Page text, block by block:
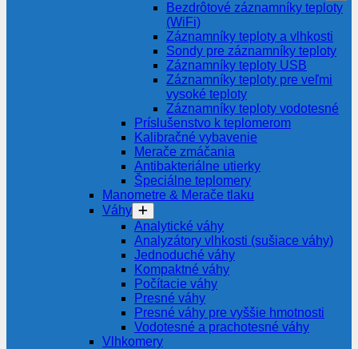
Bezdrôtové záznamníky teploty
(WiFi)
Záznamníky teploty a vlhkosti
Sondy pre záznamníky teploty
Záznamníky teploty USB
Záznamníky teploty pre veľmi
vysoké teploty
Záznamníky teploty vodotesné
Príslušenstvo k teplomerom
Kalibračné vybavenie
Merače zmáčania
Antibakteriálne utierky
Špeciálne teplomery
Manometre & Merače tlaku
Váhy
Analytické váhy
Analyzátory vlhkosti (sušiace váhy)
Jednoduché váhy
Kompaktné váhy
Počítacie váhy
Presné váhy
Presné váhy pre vyššie hmotnosti
Vodotesné a prachotesné váhy
Vlhkomery